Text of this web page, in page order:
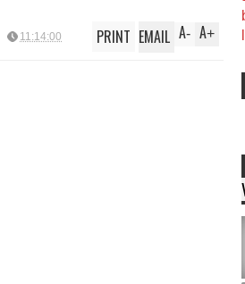
11:14:00 A+
A-
PRINT EMAIL